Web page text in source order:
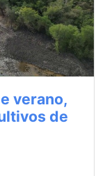
verano,
de